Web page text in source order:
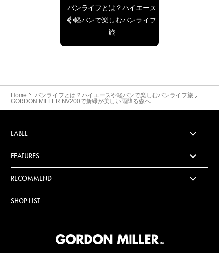
バンライフとは？ハイエース
や軽バンで楽しむバンライフ
旅
Home
バンライフとは？ハイエースや軽バンで楽しむバンライフ旅
GORDON MILLER NV200で新緑が美しい雨降る森へ
LABEL
FEATURES
RECOMMEND
SHOP LIST